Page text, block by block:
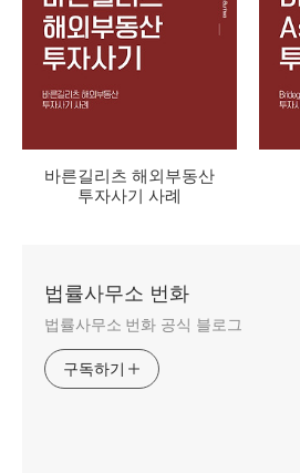
바른길리츠 해외부동산
투자사기 사례
법률사무소 번화
법률사무소 번화 공식 블로그
구독하기